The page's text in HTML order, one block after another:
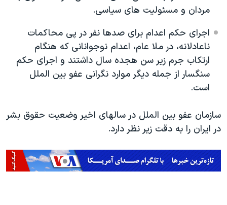
مردان و مسئولیت های سیاسی.
اجرای حکم اعدام برای صدها نفر در پی محاکمات
ناعادلانه، در ملا عام، اعدام نوجوانانی که هنگام
ارتکاب جرم زیر سن هجده سال داشتند و اجرای حکم
سنگسار از جمله دیگر موارد نگرانی عفو بین الملل
است.
سازمان عفو بين الملل در سالهای اخیر وضعیت حقوق بشر
در ایران را به دقت زیر نظر دارد.